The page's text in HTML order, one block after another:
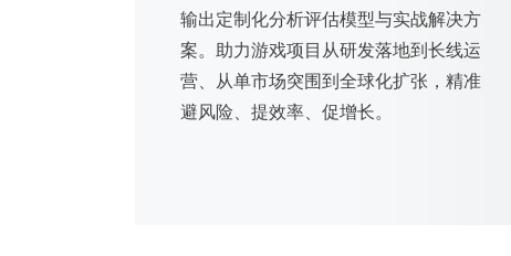
输出定制化分析评估模型与实战解决方
案。助力游戏项目从研发落地到长线运
营、从单市场突围到全球化扩张，精准
避风险、提效率、促增长。